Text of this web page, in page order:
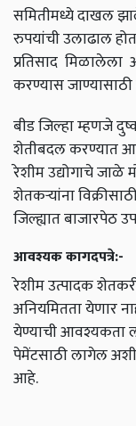
समितीमध्ये दाखल
रुपयांची उलाढाल
प्रतिसाद मिळालेला
करण्यास
बीड जिल्हा म्हणजे
शेतीबदल करण्यात
रेशीम उद्योगाचे जाळे
शेतकऱ्यांना
जिल्ह्यात
आवश्यक कागदपत्रे:-
रेशीम उत्पादक
अनियमितता येणार
येण्याची आवश्यकता
पेमेंटसाठी लागेल अशी
आहे.